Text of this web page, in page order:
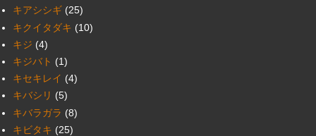
キアシシギ (25)
キクイタダキ (10)
キジ (4)
キジバト (1)
キセキレイ (4)
キバシリ (5)
キバラガラ (8)
キビタキ (25)